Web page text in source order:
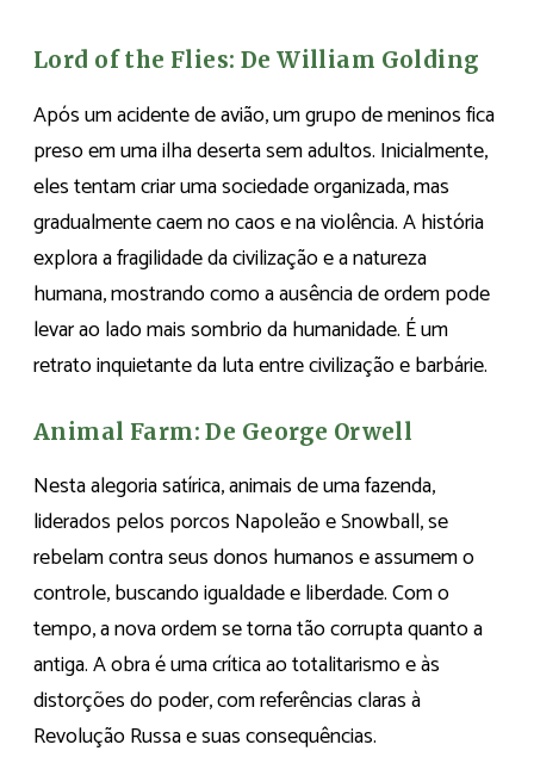
Lord of the Flies: De William Golding
Após um acidente de avião, um grupo de meninos fica
preso em uma ilha deserta sem adultos. Inicialmente,
eles tentam criar uma sociedade organizada, mas
gradualmente caem no caos e na violência. A história
explora a fragilidade da civilização e a natureza
humana, mostrando como a ausência de ordem pode
levar ao lado mais sombrio da humanidade. É um
retrato inquietante da luta entre civilização e barbárie.
Animal Farm: De George Orwell
Nesta alegoria satírica, animais de uma fazenda,
liderados pelos porcos Napoleão e Snowball, se
rebelam contra seus donos humanos e assumem o
controle, buscando igualdade e liberdade. Com o
tempo, a nova ordem se torna tão corrupta quanto a
antiga. A obra é uma crítica ao totalitarismo e às
distorções do poder, com referências claras à
Revolução Russa e suas consequências.